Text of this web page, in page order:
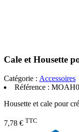
Cale et Housette
Catégorie : Accessoires
Référence :
Housette et cale pour
7,78 € TTC